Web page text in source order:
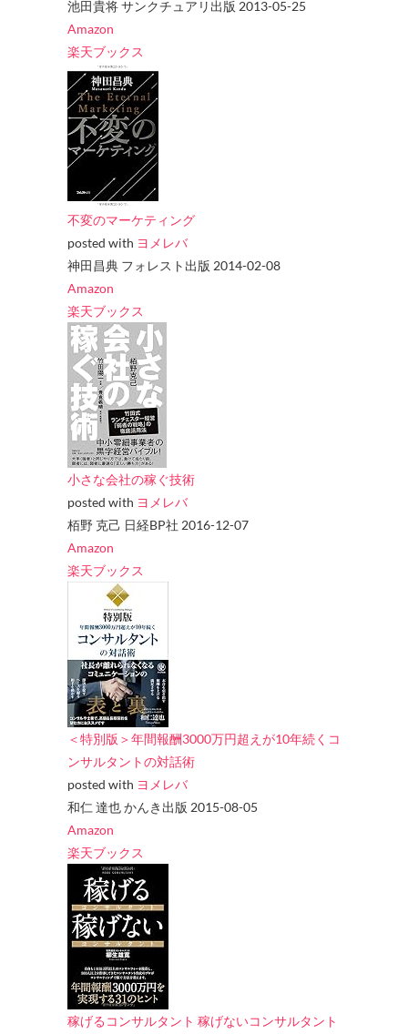
池田貴将 サンクチュアリ出版 2013-05-25
Amazon
楽天ブックス
不変のマーケティング
posted with ヨメレバ
神田昌典 フォレスト出版 2014-02-08
Amazon
楽天ブックス
小さな会社の稼ぐ技術
posted with ヨメレバ
栢野 克己 日経BP社 2016-12-07
Amazon
楽天ブックス
＜特別版＞年間報酬3000万円超えが10年続くコ
ンサルタントの対話術
posted with ヨメレバ
和仁 達也 かんき出版 2015-08-05
Amazon
楽天ブックス
稼げるコンサルタント 稼げないコンサルタント